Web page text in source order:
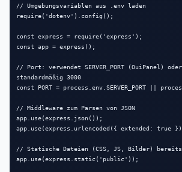
// Umgebungsvariablen aus .env laden
require('dotenv').config();
const express = require('express');
const app = express();
// Port: verwendet SERVER_PORT (OuiPanel)
standardmäßig 3000
const PORT = process.env.SERVER_PORT ||
// Middleware zum Parsen von JSON
app.use(express.json());
app.use(express.urlencoded({ extended: true
// Statische Dateien (CSS, JS, Bilder)
app.use(express.static('public'));